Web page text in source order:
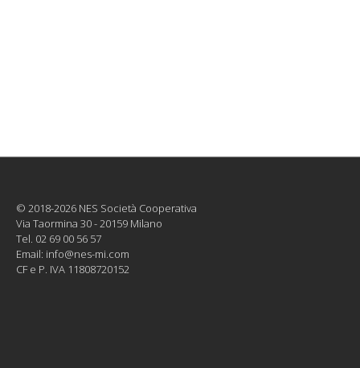
© 2018-2026 NES Società Cooperativa
Via Taormina 30 - 20159 Milano
Tel. 02 69 00 56 57
Email: info@nes-mi.com
CF e P. IVA 11808720152